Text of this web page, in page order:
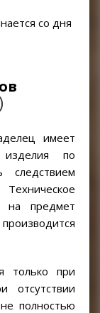
со дня
имеет
по
следствием
на предмет
только при
отсутствии
полностью